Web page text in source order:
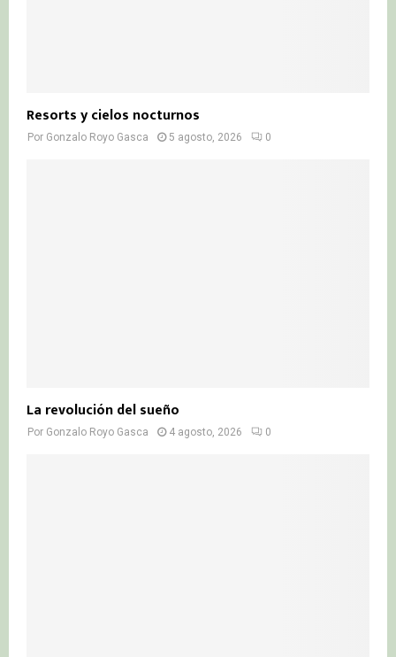
Resorts y cielos nocturnos
Por Gonzalo Royo Gasca 5 agosto, 2026 0
La revolución del sueño
Por Gonzalo Royo Gasca 4 agosto, 2026 0